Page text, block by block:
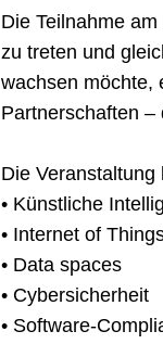
Die Teilnahme
zu treten und
wachsen möchte,
Partnerschaften
Die
• Künstliche
• Internet of
• Data spaces
• Cybersicherheit
• Software-